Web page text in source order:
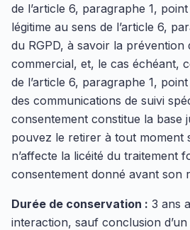
de l’article 6, paragraphe 1,
légitime au sens de l’article 6,
du RGPD, à savoir la prévention
commercial, et, le cas échéant,
de l’article 6, paragraphe 1,
des communications de suivi
consentement constitue la base
pouvez le retirer à tout moment
n’affecte la licéité du traitement
consentement donné avant son
Durée de conservation : 3 ans
interaction, sauf conclusion